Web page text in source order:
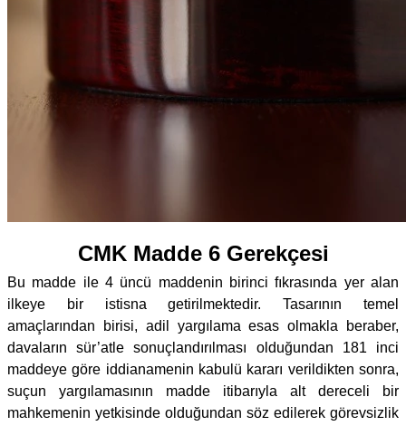
CMK Madde 6 Gerekçesi
Bu madde ile 4 üncü maddenin birinci fıkrasında yer alan
ilkeye bir istisna getirilmektedir. Tasarının temel
amaçlarından birisi, adil yargılama esas olmakla beraber,
davaların sür’atle sonuçlandırılması olduğundan 181 inci
maddeye göre iddianamenin kabulü kararı verildikten sonra,
suçun yargılamasının madde itibarıyla alt dereceli bir
mahkemenin yetkisinde olduğundan söz edilerek görevsizlik